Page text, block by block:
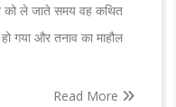
को ले जाते समय वह कथित
गया और तनाव का माहौल
Read More